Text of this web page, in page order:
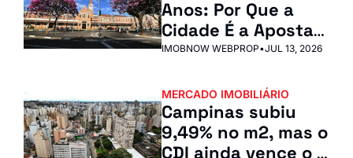
Anos: Por Que a
Cidade É a Aposta
Imobiliária Mais
IMOBNOW WEBPROP•JUL 13, 2026
MERCADO IMOBILIÁRIO
Campinas subiu
9,49% no m2, mas o
CDI ainda vence o